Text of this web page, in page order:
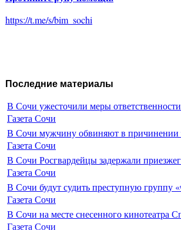
https://t.me/s/bim_sochi
Последние материалы
В Сочи ужесточили меры ответственности
Газета Сочи
В Сочи мужчину обвиняют в причинении
Газета Сочи
В Сочи Росгвардейцы задержали
Газета Сочи
В Сочи будут судить преступную группу
Газета Сочи
В Сочи на месте снесенного кинотеатра
Газета Сочи